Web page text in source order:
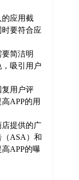
应用截
要符合应
简洁明
吸引用户
用户评
APP的用
提供的广
ASA）和
APP的曝